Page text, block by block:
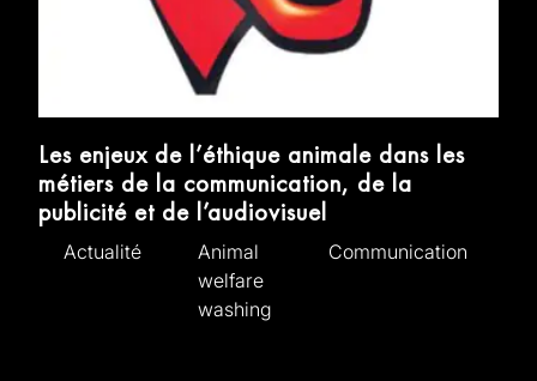
Les enjeux de l’éthique animale dans les
métiers de la communication, de la
publicité et de l’audiovisuel
Actualité
Animal
welfare
washing
Communication